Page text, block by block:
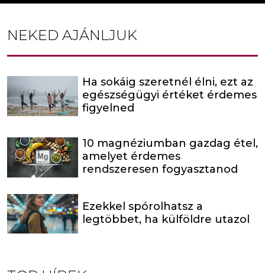
NEKED AJÁNLJUK
Ha sokáig szeretnél élni, ezt az
egészségügyi értéket érdemes
figyelned
10 magnéziumban gazdag étel,
amelyet érdemes
rendszeresen fogyasztanod
Ezekkel spórolhatsz a
legtöbbet, ha külföldre utazol